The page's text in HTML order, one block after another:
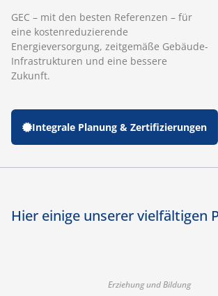
GEC – mit den besten Referenzen – für
eine kostenreduzierende
Energieversorgung, zeitgemäße Gebäude-
Infrastrukturen und eine bessere
Zukunft.
Integrale Planung & Zertifizierungen
Hier einige unserer vielfältigen
Erziehung und Bildung